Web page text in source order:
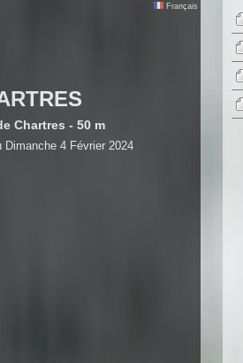
Français
Chartres - 50 m
Dimanche 4 Février 2024